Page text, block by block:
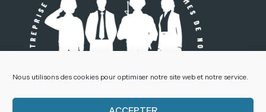
Nous utilisons des cookies pour optimiser notre site web et notre service.